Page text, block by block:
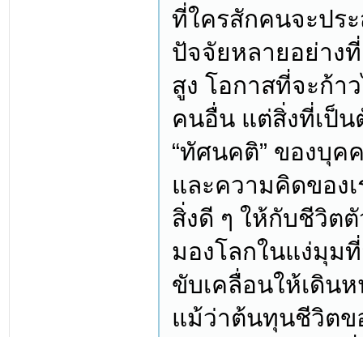
ที่ใครสักคนจะปร
ปัจจัยหลายอย่าง
สูง โอกาสที่จะก้า
คนอื่น แต่สิ่งที่เป็
“ทัศนคติ” ของบุค
และความคิดของ
สิ่งดี ๆ ให้กับชีวิต
มองโลกในแง่มุม
ขับเคลื่อนให้เดิน
แม้ว่าต้นทุนชีวิตข